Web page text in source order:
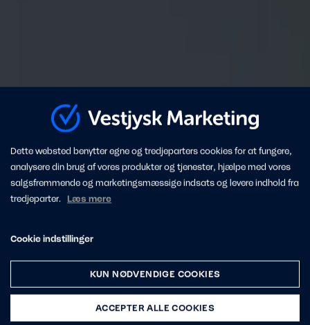
Dette websted benytter egne og tredjeparters cookies for at fungere,
analysere din brug af vores produkter og tjenester, hjælpe med vores
salgsfremmende og marketingsmæssige indsats og levere indhold fra
tredjeparter. Læs mere
Cookie indstillinger
KUN NØDVENDIGE COOKIES
ACCEPTER ALLE COOKIES